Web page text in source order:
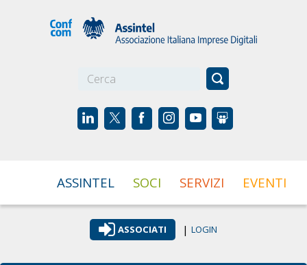
ASSINTEL SOCI SERVIZI EVENTI
ASSOCIATI | LOGIN